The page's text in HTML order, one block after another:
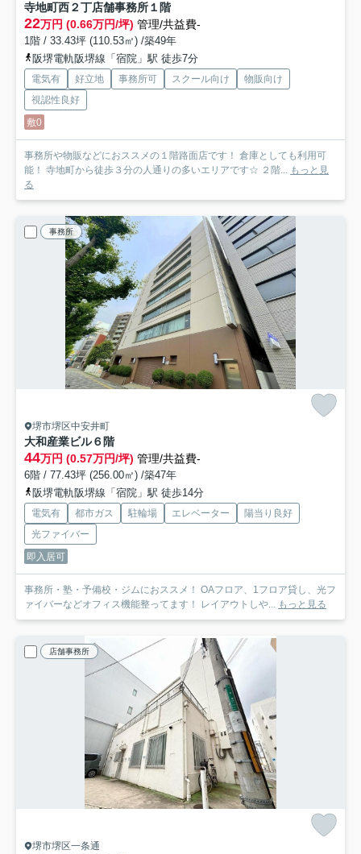
寺地町西２丁店舗事務所１階
22万円 (0.66万円/坪) 管理/共益費-
1階 / 33.43坪 (110.53㎡) /築49年
阪堺電軌阪堺線「宿院」駅 徒歩7分
電気有 好立地 事務所可 スクール向け
物販向け
視認性良好
敷0
事務所や物販などにおススメの１階路面店です！ 倉庫としても利用可
能！ 寺地町から徒歩３分の人通りの多いエリアです☆ ２階... もっと見
る
事務所
堺市堺区中安井町
大和産業ビル６階
44万円 (0.57万円/坪) 管理/共益費-
6階 / 77.43坪 (256.00㎡) /築47年
阪堺電軌阪堺線「宿院」駅 徒歩14分
電気有 都市ガス 駐輪場 エレベーター
陽当り良好
光ファイバー
即入居可
事務所・塾・予備校・ジムにおススメ！ OAフロア、1フロア貸し、光フ
ァイバーなどオフィス機能整ってます！ レイアウトしや... もっと見る
店舗事務所
堺市堺区一条通